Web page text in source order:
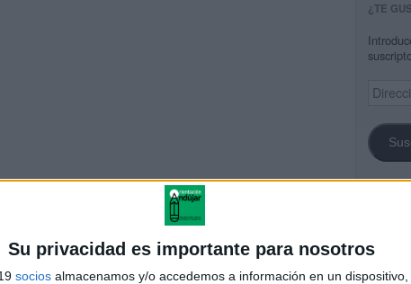
Su privacidad es importante para nosotros
socios almacenamos y/o accedemos a información en un
¿TE
Dirección
de
SIGUE